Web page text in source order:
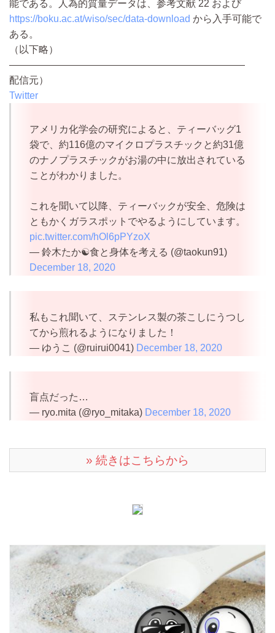
能である。人為的質量データは、参考文献 22 および
https://boku.ac.at/wiso/sec/data-download から入手可能で
ある。
（以下略）
————————————————————————
配信元）
Twitter
アメリカ化学会の研究によると、ティーバッグ1
袋で、約116億のマイクロプラスチックと約31億
のナノプラスチックがお湯の中に放出されている
ことがわかりました。
これを聞いて以降、ティーバックが安全、危険は
ともかくガラスポットでやるようにしています。
pic.twitter.com/hOl6pPYzoX
— 鈴木たか☯️食と身体を考える (@taokun91)
December 18, 2020
私もこれ聞いて、ステンレス製の茶こしにうつし
てから煎れるようになりました！
— ゆうこ (@ruirui0041) December 18, 2020
盲点だった…
— ryo.mita (@ryo_mitaka) December 18, 2020
» 続きはこちらから